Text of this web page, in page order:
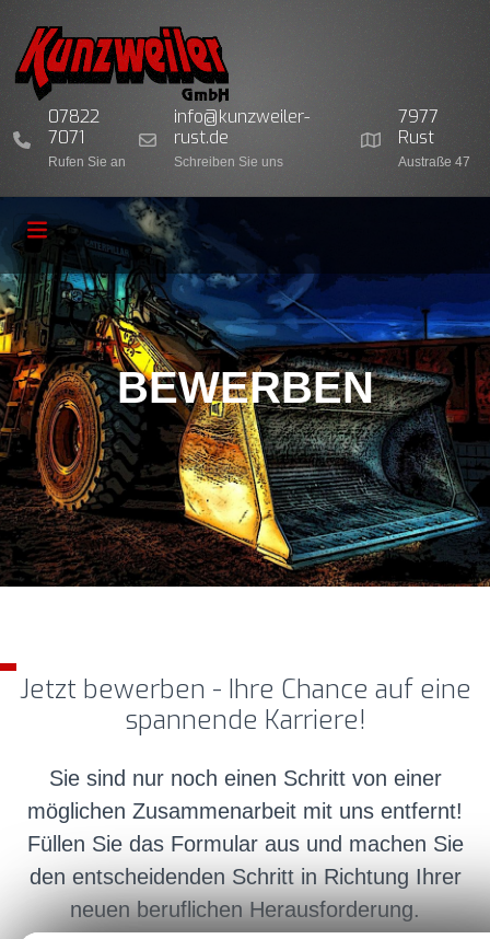
07822
7071
Rufen Sie an
info@kunzweiler-
rust.de
Schreiben Sie uns
7977
Rust
Austraße 47
BEWERBEN
Jetzt bewerben - Ihre Chance auf eine
spannende Karriere!
Sie sind nur noch einen Schritt von einer
möglichen Zusammenarbeit mit uns entfernt!
Füllen Sie das Formular aus und machen Sie
den entscheidenden Schritt in Richtung Ihrer
neuen beruflichen Herausforderung.